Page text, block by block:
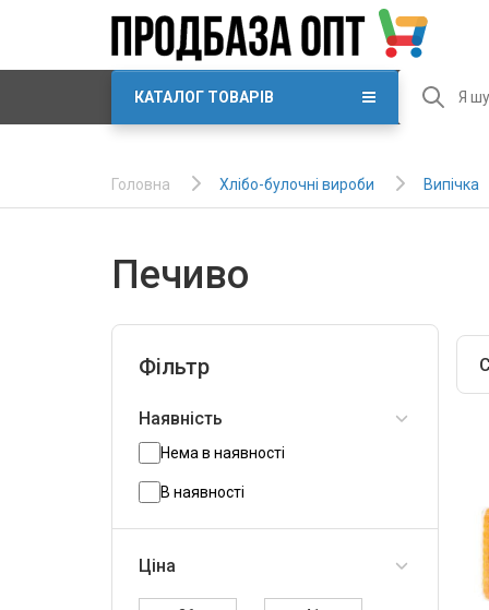
КАТАЛОГ ТОВАРІВ
Головна Хлібо-булочні вироби Випічка
Печиво
Фільтр
Наявність
Нема в наявності
В наявності
Ціна